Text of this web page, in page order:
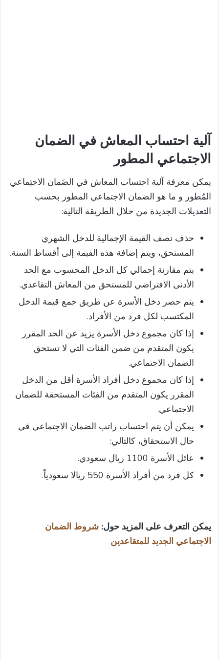
آلية احتساب المعاش في الضمان
الاجتماعي المطور
يمكن معرفة آلية احتساب المعاش في الضَمان الاجتِماعي
المُطور و ما هو الضمان الاجتماعي المطور بحسب
التعديلات الجديدة من خلال الطريقة التالية:
حذف نصف القيمة الإجمالية للدخل الشهري
المستحق، ويتم إضافة هذه القيمة إلى أقساط السنة.
يتم مقارنة إجمالي كل الدخل المحسوب مع الحد
الأدنى الافتراضي للمستحق من المعاش التقاعدي.
يتم حصر دخل الأسرة عن طريق جمع قيمة الدخل
المكتسب لكل فرد من الأفراد.
إذا كان مجموع دخل الأسرة يزيد عن الحد المقرر
يكون المتقدم من ضمن الفئات التي لا تستحق
الضمان الاجتماعي.
إذا كان مجموع دخل أفراد الأسرة أقل من الدخل
المقرر يكون المتقدم من الفئات المستحقة للضمان
الاجتماعي.
يمكن أن يتم احتساب راتب الضمان الاجتماعي في
حال الاستحقاق، كالتالي:
عائل الأسرة 1100 ريال سعودي.
كل فرد من أفراد الأسرة 550 ريالا سعودياً.
يمكن التعرف على المزيد حول: شروط الضمان
الاجتماعي الجديد للمتقاعدين